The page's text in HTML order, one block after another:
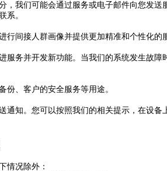
我们可能会通过服务或电子邮件向您发
系。
间接人群画像并提供更加精准和个性化的
务并开发新功能。当我们的系统发生故障
份、客户的安全服务等用途。
知。您可以按照我们的相关提示，在设备
情况除外：